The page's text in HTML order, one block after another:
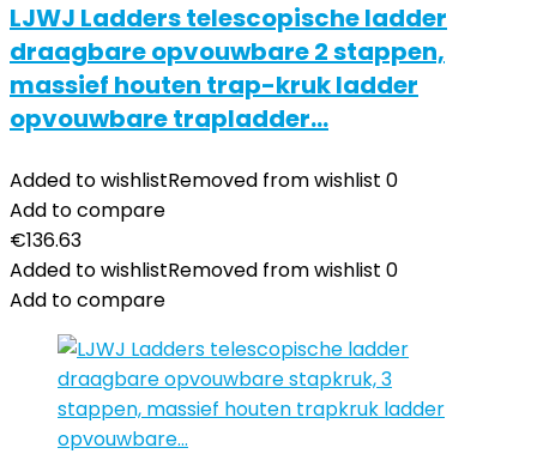
LJWJ Ladders telescopische ladder
draagbare opvouwbare 2 stappen,
massief houten trap-kruk ladder
opvouwbare trapladder…
Added to wishlistRemoved from wishlist 0
Add to compare
€136.63
Added to wishlistRemoved from wishlist 0
Add to compare